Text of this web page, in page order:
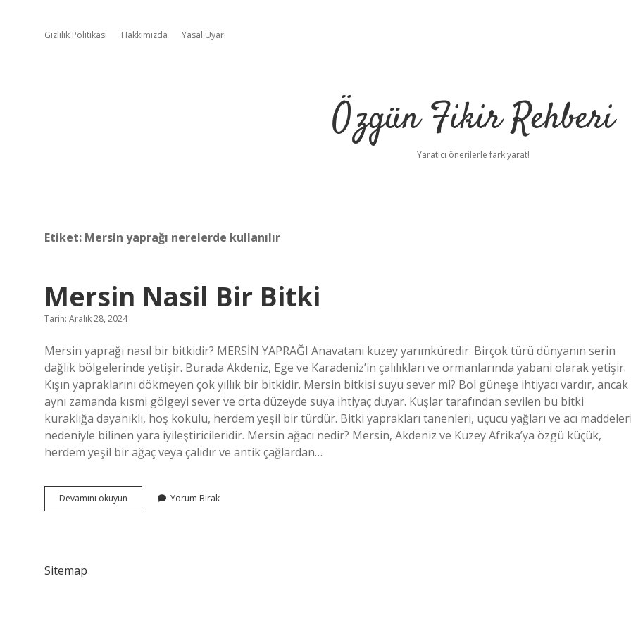
Gizlilik Politikası Hakkımızda Yasal Uyarı
Özgün Fikir Rehberi
Yaratıcı önerilerle fark yarat!
Etiket: Mersin yaprağı nerelerde kullanılır
Mersin Nasil Bir Bitki
Tarih: Aralık 28, 2024
Mersin yaprağı nasıl bir bitkidir? MERSİN YAPRAĞI Anavatanı kuzey yarımküredir. Birçok türü dünyanın serin
dağlık bölgelerinde yetişir. Burada Akdeniz, Ege ve Karadeniz’in çalılıkları ve ormanlarında yabani olarak yetişir.
Kışın yapraklarını dökmeyen çok yıllık bir bitkidir. Mersin bitkisi suyu sever mi? Bol güneşe ihtiyacı vardır, ancak
aynı zamanda kısmi gölgeyi sever ve orta düzeyde suya ihtiyaç duyar. Kuşlar tarafından sevilen bu bitki
kuraklığa dayanıklı, hoş kokulu, herdem yeşil bir türdür. Bitki yaprakları tanenleri, uçucu yağları ve acı maddeleri
nedeniyle bilinen yara iyileştiricileridir. Mersin ağacı nedir? Mersin, Akdeniz ve Kuzey Afrika’ya özgü küçük,
herdem yeşil bir ağaç veya çalıdır ve antik çağlardan…
Devamını okuyun
Nasil
Yorum Bırak
Sitemap